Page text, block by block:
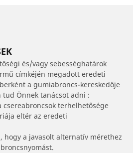
és/vagy sebességhatárok
címkéjén megadott eredeti
a gumiabroncs-kereskedője
tud Önnek tanácsot adni :
csereabroncsok terhelhetősége
eltér az eredeti
hogy a javasolt alternatív mérethez